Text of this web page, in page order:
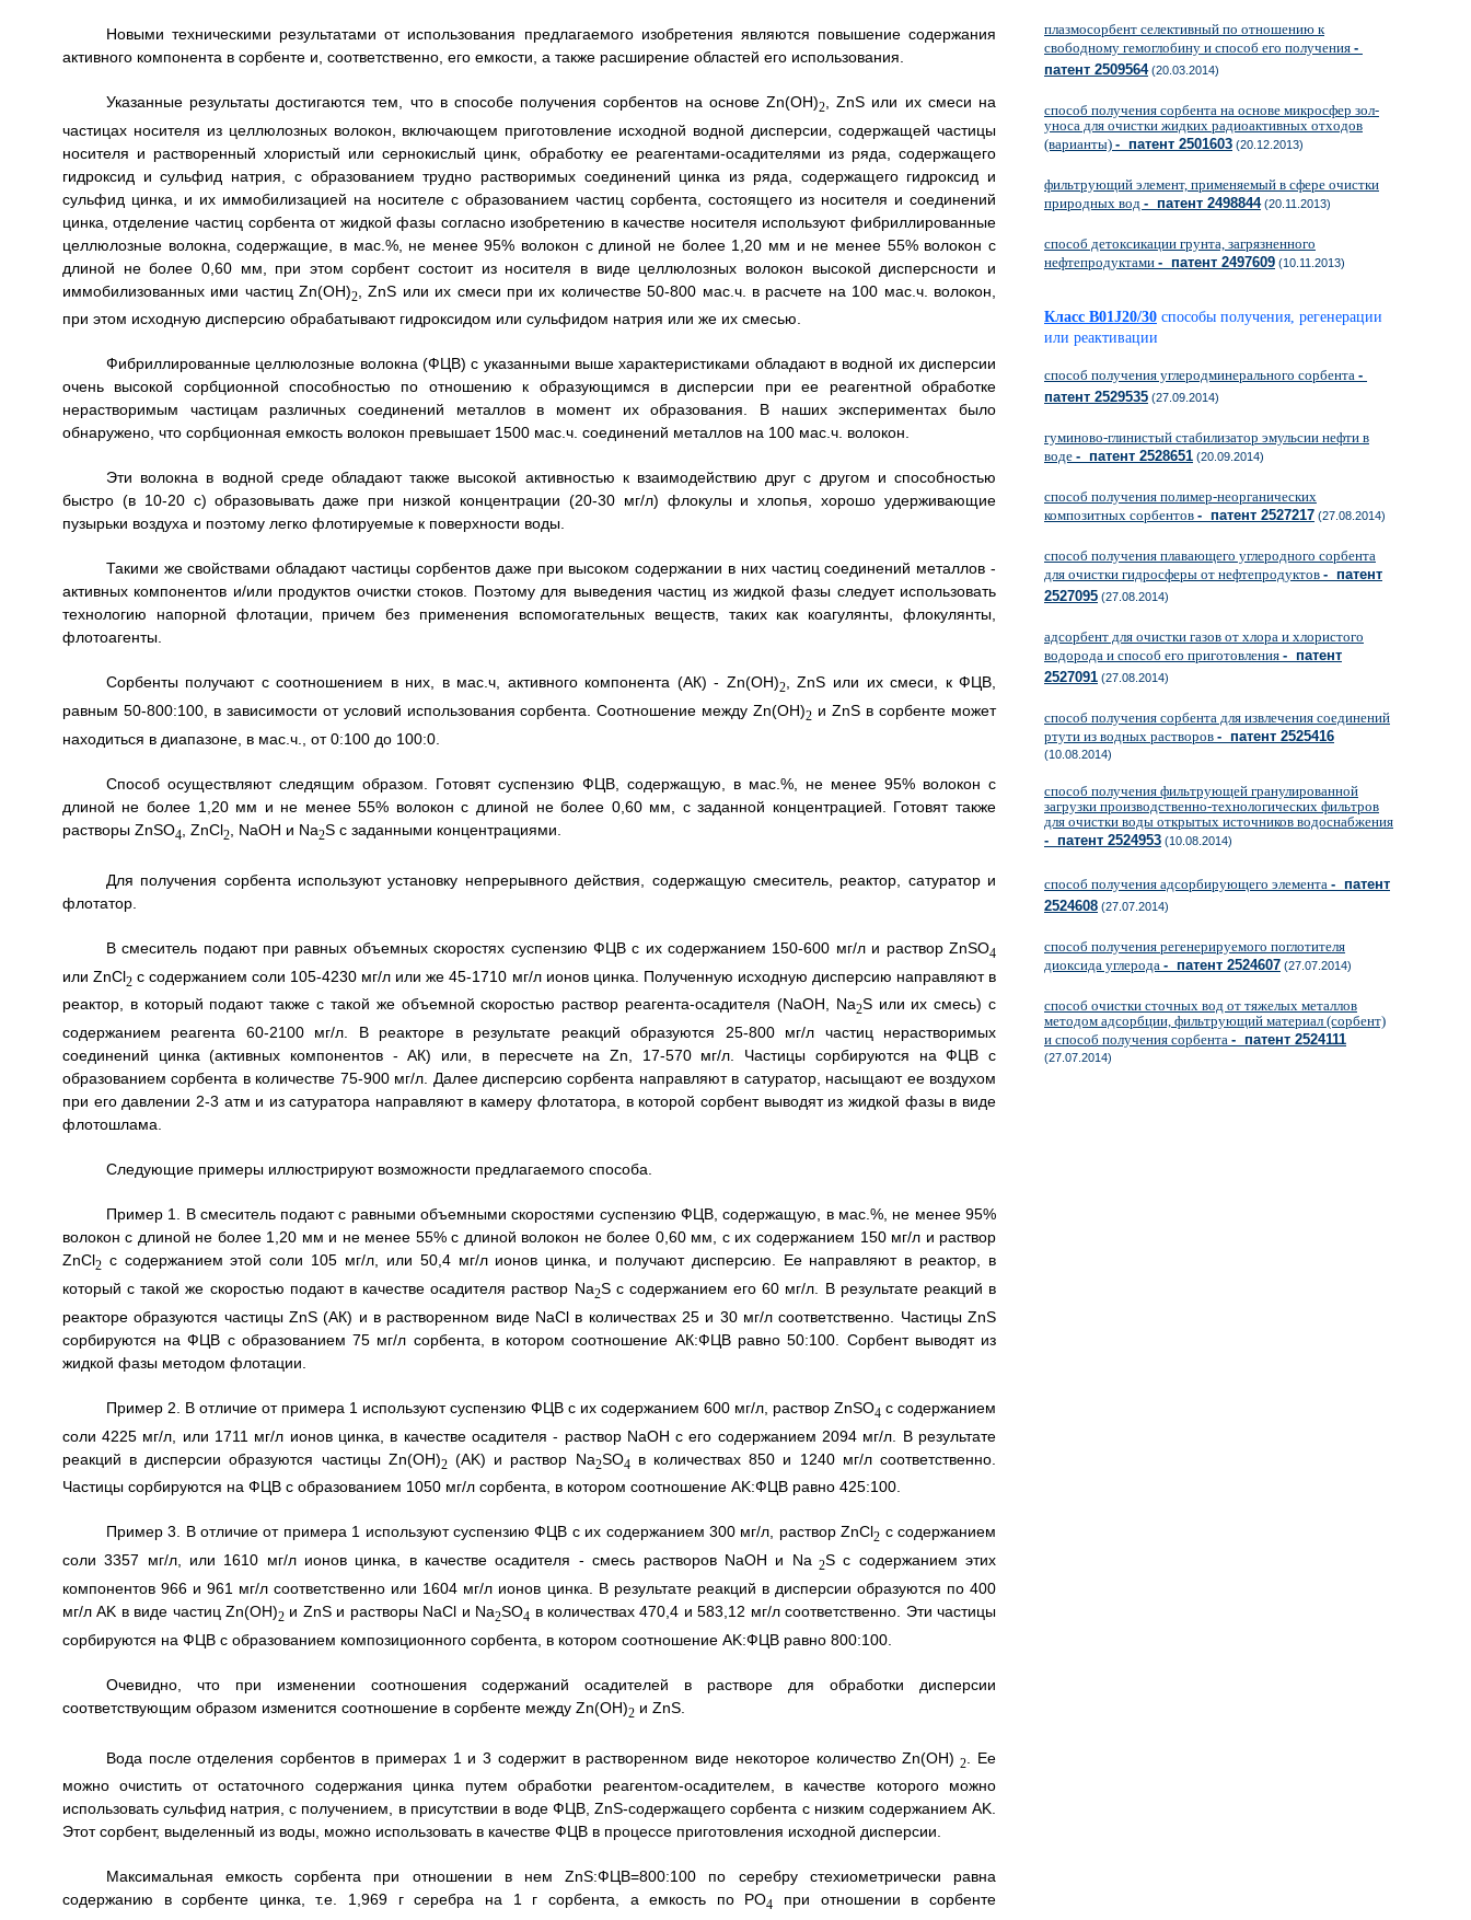
Новыми техническими результатами от использования предлагаемого изобретения являются повышение содержания
активного компонента в сорбенте и, соответственно, его емкости, а также расширение областей его использования.
Указанные результаты достигаются тем, что в способе получения сорбентов на основе Zn(OH)2
, ZnS или их смеси на
частицах носителя из целлюлозных волокон, включающем приготовление исходной водной дисперсии, содержащей частицы
носителя и растворенный хлористый или сернокислый цинк, обработку ее реагентами-осадителями из ряда, содержащего
гидроксид и сульфид натрия, с образованием трудно растворимых соединений цинка из ряда, содержащего гидроксид и
сульфид цинка, и их иммобилизацией на носителе с образованием частиц сорбента, состоящего из носителя и соединений
цинка, отделение частиц сорбента от жидкой фазы согласно изобретению в качестве носителя используют фибриллированные
целлюлозные волокна, содержащие, в мас.%, не менее 95% волокон с длиной не более 1,20 мм и не менее 55% волокон с
длиной не более 0,60 мм, при этом сорбент состоит из носителя в виде целлюлозных волокон высокой дисперсности и
иммобилизованных ими частиц Zn(OH)2
, ZnS или их смеси при их количестве 50-800 мас.ч. в расчете на 100 мас.ч. волокон,
при этом исходную дисперсию обрабатывают гидроксидом или сульфидом натрия или же их смесью.
Фибриллированные целлюлозные волокна (ФЦВ) с указанными выше характеристиками обладают в водной их дисперсии
очень высокой сорбционной способностью по отношению к образующимся в дисперсии при ее реагентной обработке
нерастворимым частицам различных соединений металлов в момент их образования. В наших экспериментах было
обнаружено, что сорбционная емкость волокон превышает 1500 мас.ч. соединений металлов на 100 мас.ч. волокон.
Эти волокна в водной среде обладают также высокой активностью к взаимодействию друг с другом и способностью
быстро (в 10-20 с) образовывать даже при низкой концентрации (20-30 мг/л) флокулы и хлопья, хорошо удерживающие
пузырьки воздуха и поэтому легко флотируемые к поверхности воды.
Такими же свойствами обладают частицы сорбентов даже при высоком содержании в них частиц соединений металлов -
активных компонентов и/или продуктов очистки стоков. Поэтому для выведения частиц из жидкой фазы следует использовать
технологию напорной флотации, причем без применения вспомогательных веществ, таких как коагулянты, флокулянты,
флотоагенты.
Сорбенты получают с соотношением в них, в мас.ч, активного компонента (АК) - Zn(OH)2, ZnS или их смеси, к ФЦВ,
равным 50-800:100, в зависимости от условий использования сорбента. Соотношение между Zn(OH)2 и ZnS в сорбенте может
находиться в диапазоне, в мас.ч., от 0:100 до 100:0.
Способ осуществляют следящим образом. Готовят суспензию ФЦВ, содержащую, в мас.%, не менее 95% волокон с
длиной не более 1,20 мм и не менее 55% волокон с длиной не более 0,60 мм, с заданной концентрацией. Готовят также
растворы ZnSO4 , ZnCl2, NaOH и Na2S с заданными концентрациями.
Для получения сорбента используют установку непрерывного действия, содержащую смеситель, реактор, сатуратор и
флотатор.
В смеситель подают при равных объемных скоростях суспензию ФЦВ с их содержанием 150-600 мг/л и раствор ZnSO4
или ZnCl2с содержанием соли 105-4230 мг/л или же 45-1710 мг/л ионов цинка. Полученную исходную дисперсию направляют в
реактор, в который подают также с такой же объемной скоростью раствор реагента-осадителя (NaOH, Na2S или их смесь) с
содержанием реагента 60-2100 мг/л. В реакторе в результате реакций образуются 25-800 мг/л частиц нерастворимых
соединений цинка (активных компонентов - АК) или, в пересчете на Zn, 17-570 мг/л. Частицы сорбируются на ФЦВ с
образованием сорбента в количестве 75-900 мг/л. Далее дисперсию сорбента направляют в сатуратор, насыщают ее воздухом
при его давлении 2-3 атм и из сатуратора направляют в камеру флотатора, в которой сорбент выводят из жидкой фазы в виде
флотошлама.
Следующие примеры иллюстрируют возможности предлагаемого способа.
Пример 1. В смеситель подают с равными объемными скоростями суспензию ФЦВ, содержащую, в мас.%, не менее 95%
волокон с длиной не более 1,20 мм и не менее 55% с длиной волокон не более 0,60 мм, с их содержанием 150 мг/л и раствор
ZnCl2с содержанием этой соли 105 мг/л, или 50,4 мг/л ионов цинка, и получают дисперсию. Ее направляют в реактор, в
который с такой же скоростью подают в качестве осадителя раствор Na2S с содержанием его 60 мг/л. В результате реакций в
реакторе образуются частицы ZnS (АК) и в растворенном виде NaCl в количествах 25 и 30 мг/л соответственно. Частицы ZnS
сорбируются на ФЦВ с образованием 75 мг/л сорбента, в котором соотношение АК:ФЦВ равно 50:100. Сорбент выводят из
жидкой фазы методом флотации.
Пример 2. В отличие от примера 1 используют суспензию ФЦВ с их содержанием 600 мг/л, раствор ZnSO4 с содержанием
соли 4225 мг/л, или 1711 мг/л ионов цинка, в качестве осадителя - раствор NaOH с его содержанием 2094 мг/л. В результате
реакций в дисперсии образуются частицы Zn(OH)2(AK) и раствор Na2SO4
в количествах 850 и 1240 мг/л соответственно.
Частицы сорбируются на ФЦВ с образованием 1050 мг/л сорбента, в котором соотношение AK:ФЦВ равно 425:100.
Пример 3. В отличие от примера 1 используют суспензию ФЦВ с их содержанием 300 мг/л, раствор ZnCl2 с содержанием
соли 3357 мг/л, или 1610 мг/л ионов цинка, в качестве осадителя - смесь растворов NaOH и Na2S с содержанием этих
компонентов 966 и 961 мг/л соответственно или 1604 мг/л ионов цинка. В результате реакций в дисперсии образуются по 400
мг/л AK в виде частиц Zn(OH)2 и ZnS и растворы NaCl и Na2SO4 в количествах 470,4 и 583,12 мг/л соответственно. Эти частицы
сорбируются на ФЦВ с образованием композиционного сорбента, в котором соотношение AK:ФЦВ равно 800:100.
Очевидно, что при изменении соотношения содержаний осадителей в растворе для обработки дисперсии
соответствующим образом изменится соотношение в сорбенте между Zn(OH)2и ZnS.
Вода после отделения сорбентов в примерах 1 и 3 содержит в растворенном виде некоторое количество Zn(OH) 2
. Ее
можно очистить от остаточного содержания цинка путем обработки реагентом-осадителем, в качестве которого можно
использовать сульфид натрия, с получением, в присутствии в воде ФЦВ, ZnS-содержащего сорбента с низким содержанием AK.
Этот сорбент, выделенный из воды, можно использовать в качестве ФЦВ в процессе приготовления исходной дисперсии.
Максимальная емкость сорбента при отношении в нем ZnS:ФЦВ=800:100 по серебру стехиометрически равна
содержанию в сорбенте цинка, т.е. 1,969 г серебра на 1 г сорбента, а емкость по PO4
при отношении в сорбенте
плазмосорбент селективный по отношению к
свободному гемоглобину и способ его получения -
патент 2509564(20.03.2014)
способ получения сорбента на основе микросфер зол-
уноса для очистки жидких радиоактивных отходов
(варианты) - патент 2501603 (20.12.2013)
фильтрующий элемент, применяемый в сфере очистки
природных вод - патент 2498844(20.11.2013)
способ детоксикации грунта, загрязненного
нефтепродуктами - патент 2497609 (10.11.2013)
Класс B01J20/30 способы получения, регенерации
или реактивации
способ получения углеродминерального сорбента -
патент 2529535 (27.09.2014)
гуминово-глинистый стабилизатор эмульсии нефти в
воде - патент 2528651 (20.09.2014)
способ получения полимер-неорганических
композитных сорбентов - патент 2527217 (27.08.2014)
способ получения плавающего углеродного сорбента
для очистки гидросферы от нефтепродуктов - патент
2527095 (27.08.2014)
адсорбент для очистки газов от хлора и хлористого
водорода и способ его приготовления - патент
2527091 (27.08.2014)
способ получения сорбента для извлечения соединений
ртути из водных растворов - патент 2525416
(10.08.2014)
способ получения фильтрующей гранулированной
загрузки производственно-технологических фильтров
для очистки воды открытых источников водоснабжения
- патент 2524953 (10.08.2014)
способ получения адсорбирующего элемента - патент
2524608 (27.07.2014)
способ получения регенерируемого поглотителя
диоксида углерода - патент 2524607 (27.07.2014)
способ очистки сточных вод от тяжелых металлов
методом адсорбции, фильтрующий материал (сорбент)
и способ получения сорбента - патент 2524111
(27.07.2014)